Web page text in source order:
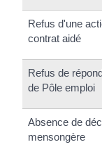
Refus d'une
contrat aidé
Refus de
de Pôle emploi
Absence de
mensongère